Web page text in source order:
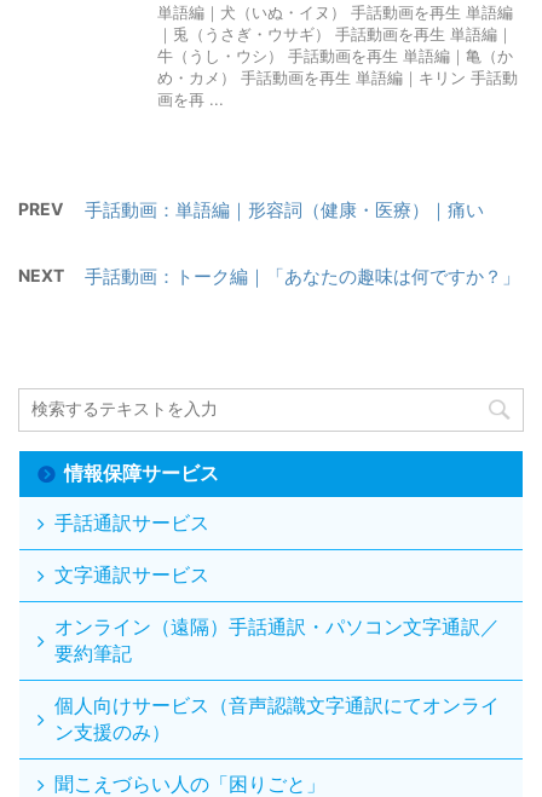
単語編｜犬（いぬ・イヌ） 手話動画を再生 単語編
｜兎（うさぎ・ウサギ） 手話動画を再生 単語編｜
牛（うし・ウシ） 手話動画を再生 単語編｜亀（か
め・カメ） 手話動画を再生 単語編｜キリン 手話動
画を再 ...
PREV 手話動画：単語編｜形容詞（健康・医療）｜痛い
NEXT 手話動画：トーク編｜「あなたの趣味は何ですか？」
情報保障サービス
手話通訳サービス
文字通訳サービス
オンライン（遠隔）手話通訳・パソコン文字通訳／
要約筆記
個人向けサービス（音声認識文字通訳にてオンライ
ン支援のみ）
聞こえづらい人の「困りごと」